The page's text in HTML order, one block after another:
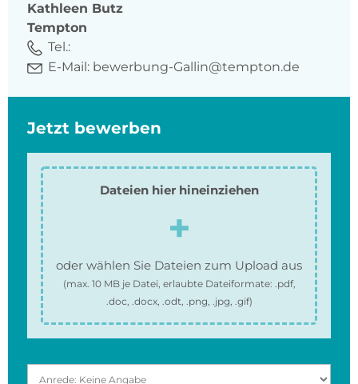
Kathleen Butz
Tempton
Tel.:
E-Mail: bewerbung-Gallin@tempton.de
Jetzt bewerben
Dateien hier hineinziehen
oder wählen Sie Dateien zum Upload aus
(max. 10 MBje Datei, erlaubte Dateiformate: .pdf,
.doc, .docx, .odt, .png, .jpg, .gif)